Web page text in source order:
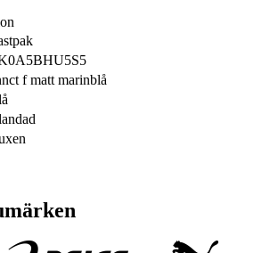
f matt marinblå